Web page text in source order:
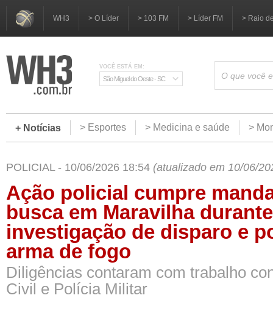
WH3 > O Líder > 103 FM > Líder FM > Raio
VOCÊ ESTÁ EM:
São Miguel do Oeste - SC
+ Notícias > Esportes > Medicina e saúde >
POLICIAL - 10/06/2026 18:54 (atualizado em 10/06/
Ação policial cumpre
busca em Maravilha durante
investigação de disparo e
arma de fogo
Diligências contaram com trabalho
Civil e Polícia Militar